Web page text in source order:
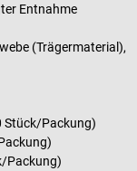
Entnahme
(Trägermaterial),
Stück/Packung)
Packung)